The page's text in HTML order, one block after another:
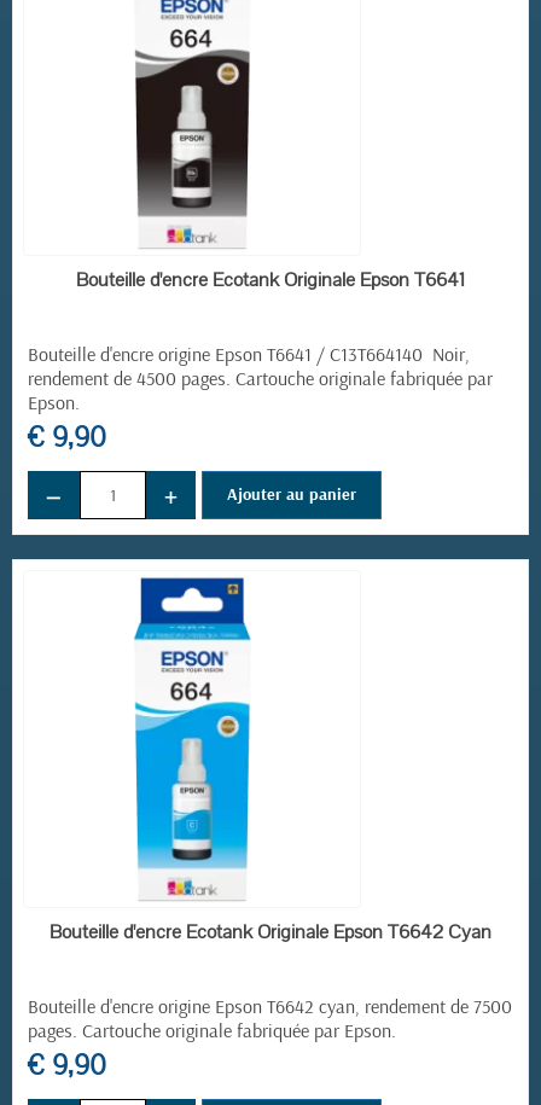
EN STOCK
Bouteille d'encre Ecotank Originale Epson T6641
Bouteille d'encre origine Epson T6641 / C13T664140 Noir,
rendement de 4500 pages. Cartouche originale fabriquée par
Epson.
€ 9,90
− + Ajouter au panier
EN STOCK
Bouteille d'encre Ecotank Originale Epson T6642 Cyan
Bouteille d'encre origine Epson T6642 cyan, rendement de 7500
pages. Cartouche originale fabriquée par Epson.
€ 9,90